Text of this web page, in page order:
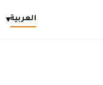
العربية▾